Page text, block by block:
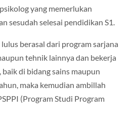
yang memerlukan
sesudah selesai pendidikan S1.
berasal dari program sarjana
tehnik lainnya dan bekerja
di bidang sains maupun
maka kemudian ambillah
(Program Studi Program